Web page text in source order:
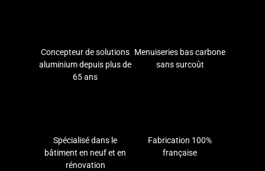
Concepteur de solutions
aluminium depuis plus de
65 ans
Menuiseries bas carbone
sans surcoût
Spécialisé dans le
bâtiment en neuf et en
rénovation
Fabrication 100%
française